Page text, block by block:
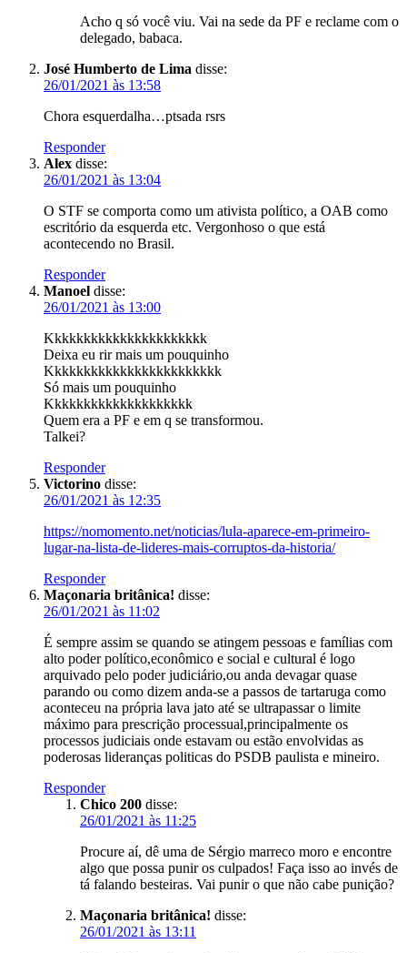
Acho q só você viu. Vai na sede da PF e reclame com o
delegado, babaca.
José Humberto de Lima disse:
26/01/2021 às 13:58
Chora esquerdalha…ptsada rsrs
Responder
Alex disse:
26/01/2021 às 13:04
O STF se comporta como um ativista político, a OAB como
escritório da esquerda etc. Vergonhoso o que está
acontecendo no Brasil.
Responder
Manoel disse:
26/01/2021 às 13:00
Kkkkkkkkkkkkkkkkkkkkkk
Deixa eu rir mais um pouquinho
Kkkkkkkkkkkkkkkkkkkkkkkk
Só mais um pouquinho
Kkkkkkkkkkkkkkkkkkkk
Quem era a PF e em q se transformou.
Talkei?
Responder
Victorino disse:
26/01/2021 às 12:35
https://nomomento.net/noticias/lula-aparece-em-primeiro-
lugar-na-lista-de-lideres-mais-corruptos-da-historia/
Responder
Maçonaria britânica! disse:
26/01/2021 às 11:02
É sempre assim se quando se atingem pessoas e famílias com
alto poder político,econômico e social e cultural é logo
arquivado pelo poder judiciário,ou anda devagar quase
parando ou como dizem anda-se a passos de tartaruga como
aconteceu na própria lava jato até se ultrapassar o limite
máximo para prescrição processual,principalmente os
processos judiciais onde estavam ou estão envolvidas as
poderosas lideranças politicas do PSDB paulista e mineiro.
Responder
Chico 200 disse:
26/01/2021 às 11:25
Procure aí, dê uma de Sérgio marreco moro e encontre
algo que possa punir os culpados! Faça isso ao invés de
tá falando besteiras. Vai punir o que não cabe punição?
Maçonaria britânica! disse:
26/01/2021 às 13:11